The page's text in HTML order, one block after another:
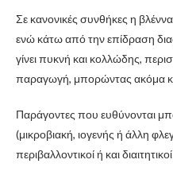
Σε κανονικές συνθήκες η
ενώ κάτω από την επίδραση
γίνει πυκνή και κολλώδης,
παραγωγή, μπορώντας ακόμα
Παράγοντες που ευθύνονται
(μικροβιακή, ιογενής ή άλλη
περιβαλλοντικοί ή και